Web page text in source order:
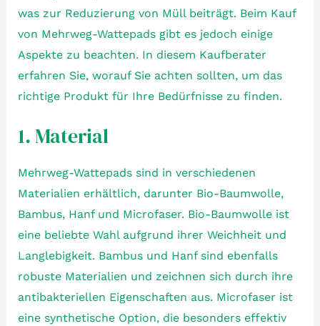
was zur Reduzierung von Müll beiträgt. Beim Kauf
von Mehrweg-Wattepads gibt es jedoch einige
Aspekte zu beachten. In diesem Kaufberater
erfahren Sie, worauf Sie achten sollten, um das
richtige Produkt für Ihre Bedürfnisse zu finden.
1. Material
Mehrweg-Wattepads sind in verschiedenen
Materialien erhältlich, darunter Bio-Baumwolle,
Bambus, Hanf und Microfaser. Bio-Baumwolle ist
eine beliebte Wahl aufgrund ihrer Weichheit und
Langlebigkeit. Bambus und Hanf sind ebenfalls
robuste Materialien und zeichnen sich durch ihre
antibakteriellen Eigenschaften aus. Microfaser ist
eine synthetische Option, die besonders effektiv